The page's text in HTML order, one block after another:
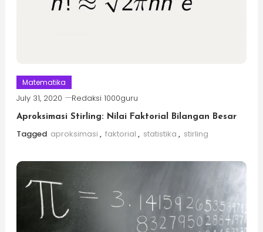
Matematika
July 31, 2020 Redaksi 1000guru
Aproksimasi Stirling: Nilai Faktorial Bilangan Besar
Tagged aproksimasi , faktorial , statistika , stirling